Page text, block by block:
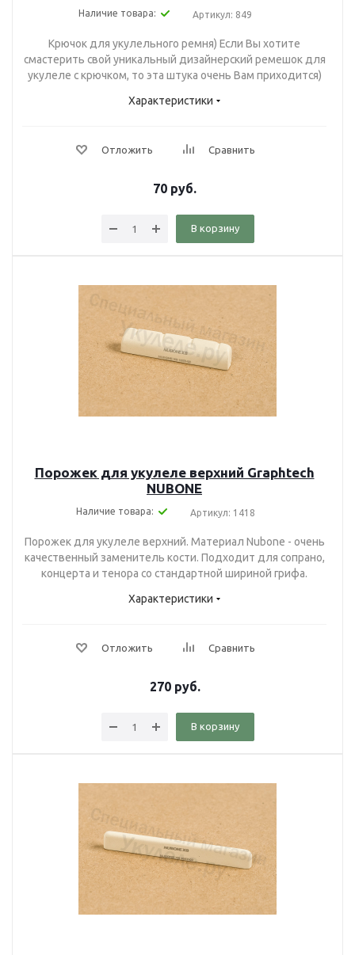
Наличие товара: Артикул: 849
Крючок для укулельного ремня) Если Вы хотите
смастерить свой уникальный дизайнерский ремешок для
укулеле с крючком, то эта штука очень Вам приходится)
Характеристики
Отложить Сравнить
70 руб.
В корзину
Порожек для укулеле верхний Graphtech
NUBONE
Наличие товара: Артикул: 1418
Порожек для укулеле верхний. Материал Nubone - очень
качественный заменитель кости. Подходит для сопрано,
концерта и тенора со стандартной шириной грифа.
Характеристики
Отложить Сравнить
270руб.
В корзину